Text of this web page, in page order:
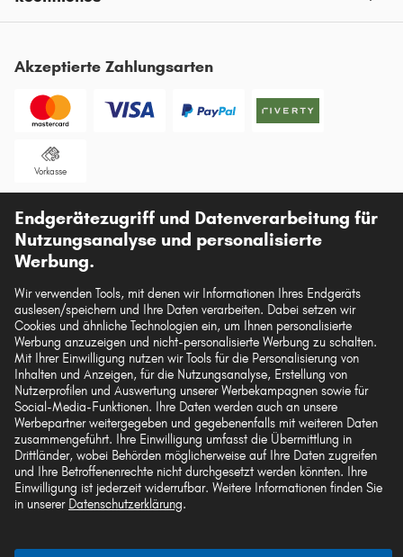
RENAULT WIND
Akzeptierte Zahlungsarten
Vorkasse
Unsere Versandpartner
Die hier dargestellten Daten, insbesondere die gesamte Datenbank, dürfen nicht
vervielfältigt werden. Die Vervielfältigung und Verbreitung der Daten und der
Datenbank ohne vorherige Einwilligung von TecAlliance und/oder die
Einbeziehung Dritter in solche Aktivitäten ist streng verboten. Jegliche
unautorisierte Nutzung von Inhalten stellt eine Verletzung des Urheberrechts dar
und kann rechtliche Schritte nach sich ziehen.
Vertrag widerrufen
© 2026 kfzteile24 GmbH - Alle Rechte vorbehalten.
Endgerätezugriff und Datenverarbeitung für
Nutzungsanalyse und personalisierte
Werbung.
Wir verwenden Tools, mit denen wir Informationen Ihres Endgeräts
auslesen/speichern und Ihre Daten verarbeiten. Dabei setzen wir
Cookies und ähnliche Technologien ein, um Ihnen personalisierte
Werbung anzuzeigen und nicht-personalisierte Werbung zu schalten.
Mit Ihrer Einwilligung nutzen wir Tools für die Personalisierung von
Inhalten und Anzeigen, für die Nutzungsanalyse, Erstellung von
Nutzerprofilen und Auswertung unserer Werbekampagnen sowie für
Social-Media-Funktionen. Ihre Daten werden auch an unsere
Werbepartner weitergegeben und gegebenenfalls mit weiteren Daten
zusammengeführt. Ihre Einwilligung umfasst die Übermittlung in
Drittländer, wobei Behörden möglicherweise auf Ihre Daten zugreifen
und Ihre Betroffenenrechte nicht durchgesetzt werden könnten. Ihre
Einwilligung ist jederzeit widerrufbar. Weitere Informationen finden Sie
in unserer Datenschutzerklärung.